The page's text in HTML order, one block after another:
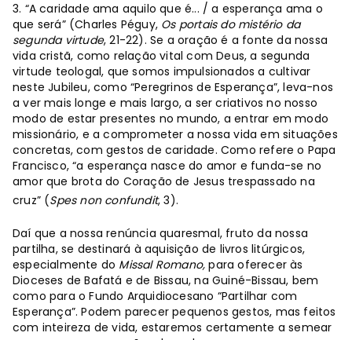
3. “A caridade ama aquilo que é... / a esperança ama o
que será” (Charles Péguy, Os portais do mistério da
segunda virtude, 21-22). Se a oração é a fonte da nossa
vida cristã, como relação vital com Deus, a segunda
virtude teologal, que somos impulsionados a cultivar
neste Jubileu, como “Peregrinos de Esperança”, leva-nos
a ver mais longe e mais largo, a ser criativos no nosso
modo de estar presentes no mundo, a entrar em modo
missionário, e a comprometer a nossa vida em situações
concretas, com gestos de caridade. Como refere o Papa
Francisco, “a esperança nasce do amor e funda-se no
amor que brota do Coração de Jesus trespassado na
cruz” (Spes non confundit, 3).
Daí que a nossa renúncia quaresmal, fruto da nossa
partilha, se destinará à aquisição de livros litúrgicos,
especialmente do Missal Romano, para oferecer às
Dioceses de Bafatá e de Bissau, na Guiné-Bissau, bem
como para o Fundo Arquidiocesano “Partilhar com
Esperança”. Podem parecer pequenos gestos, mas feitos
com inteireza de vida, estaremos certamente a semear